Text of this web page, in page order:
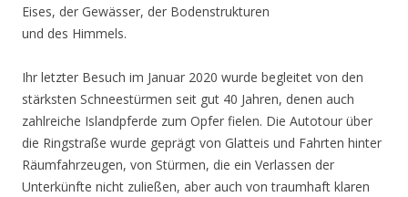
Eises, der Gewässer, der Bodenstrukturen
und des Himmels.
Ihr letzter Besuch im Januar 2020 wurde begleitet von den
stärksten Schneestürmen seit gut 40 Jahren, denen auch
zahlreiche Islandpferde zum Opfer fielen. Die Autotour über
die Ringstraße wurde geprägt von Glatteis und Fahrten hinter
Räumfahrzeugen, von Stürmen, die ein Verlassen der
Unterkünfte nicht zuließen, aber auch von traumhaft klaren